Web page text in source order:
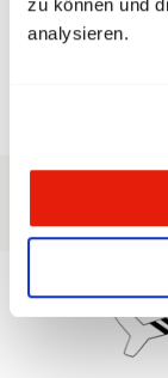
analysieren.
lavoro.